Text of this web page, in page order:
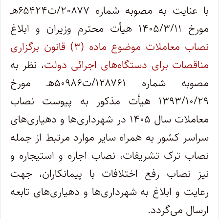
با عنایت به مصوبه شماره ۲۰۸۷۷/ت۶۵۴۲۴هـ
مورخ ۱۴۰۵/۳/۱۱ هیأت محترم وزیران و ابلاغ
نصاب معاملات موضوع ماده (۳) قانون برگزاری
مناقصات برای دستگاه‌های اجرائی دولت، نظر به
مصوبه شماره ۱۲۸۷۶۱/ت۵۰۹۸۶هـ مورخ
۱۳۹۳/۱۰/۲۹ هیأت مذکور به پیوست نصاب
معاملات سال ۱۴۰۵ در شهرداری‌ها و دهیاری‌های
سراسر کشور به همراه سایر موارد مرتبط از جمله
نصاب ترک تشریفات، نصاب اجاره و استیجاره و
نیز نصاب رفع اختلافات با پیمانکاران، جهت
رعایت و ابلاغ به شهرداری‌ها و دهیاری‌های تابعه
ارسال می‌گردد.